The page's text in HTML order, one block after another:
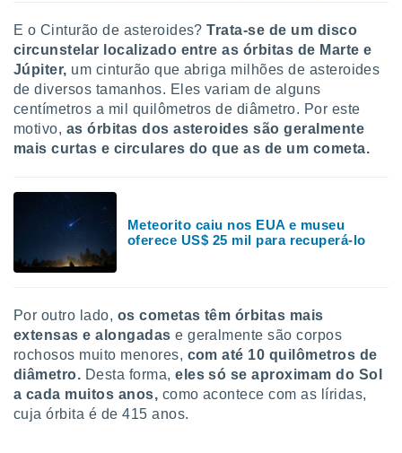
de
ou aceder
utilizar
criar
medir
E o Cinturão de asteroides? Trata-se de um disco
circunstelar localizado entre as órbitas de Marte e
Júpiter, um cinturão que abriga milhões de asteroides
de diversos tamanhos. Eles variam de alguns
centímetros a mil quilômetros de diâmetro. Por este
motivo, as órbitas dos asteroides são geralmente
mais curtas e circulares do que as de um cometa.
Meteorito caiu nos EUA e museu
oferece US$ 25 mil para recuperá-lo
Por outro lado, os cometas têm órbitas mais
extensas e alongadas e geralmente são corpos
rochosos muito menores, com até 10 quilômetros de
diâmetro. Desta forma,eles só se aproximam do Sol
a cada muitos anos, como acontece com as líridas,
cuja órbita é de 415 anos.